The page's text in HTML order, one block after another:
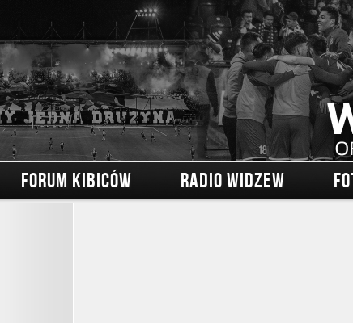
FORUM KIBICÓW RADIO WIDZEW